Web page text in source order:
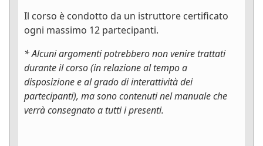
Il corso è condotto da un istruttore certificato
ogni massimo 12 partecipanti.
* Alcuni argomenti potrebbero non venire trattati
durante il corso (in relazione al tempo a
disposizione e al grado di interattività dei
partecipanti), ma sono contenuti nel manuale che
verrà consegnato a tutti i presenti.